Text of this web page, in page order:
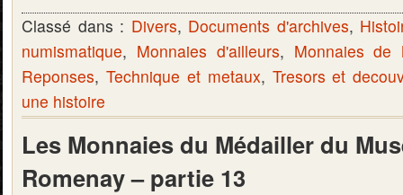
Classé dans : Divers, Documents d'archives,
numismatique, Monnaies d'ailleurs, Monnaies de
Reponses, Technique et metaux, Tresors et
une histoire
Les Monnaies du Médailler du
Romenay – partie 13